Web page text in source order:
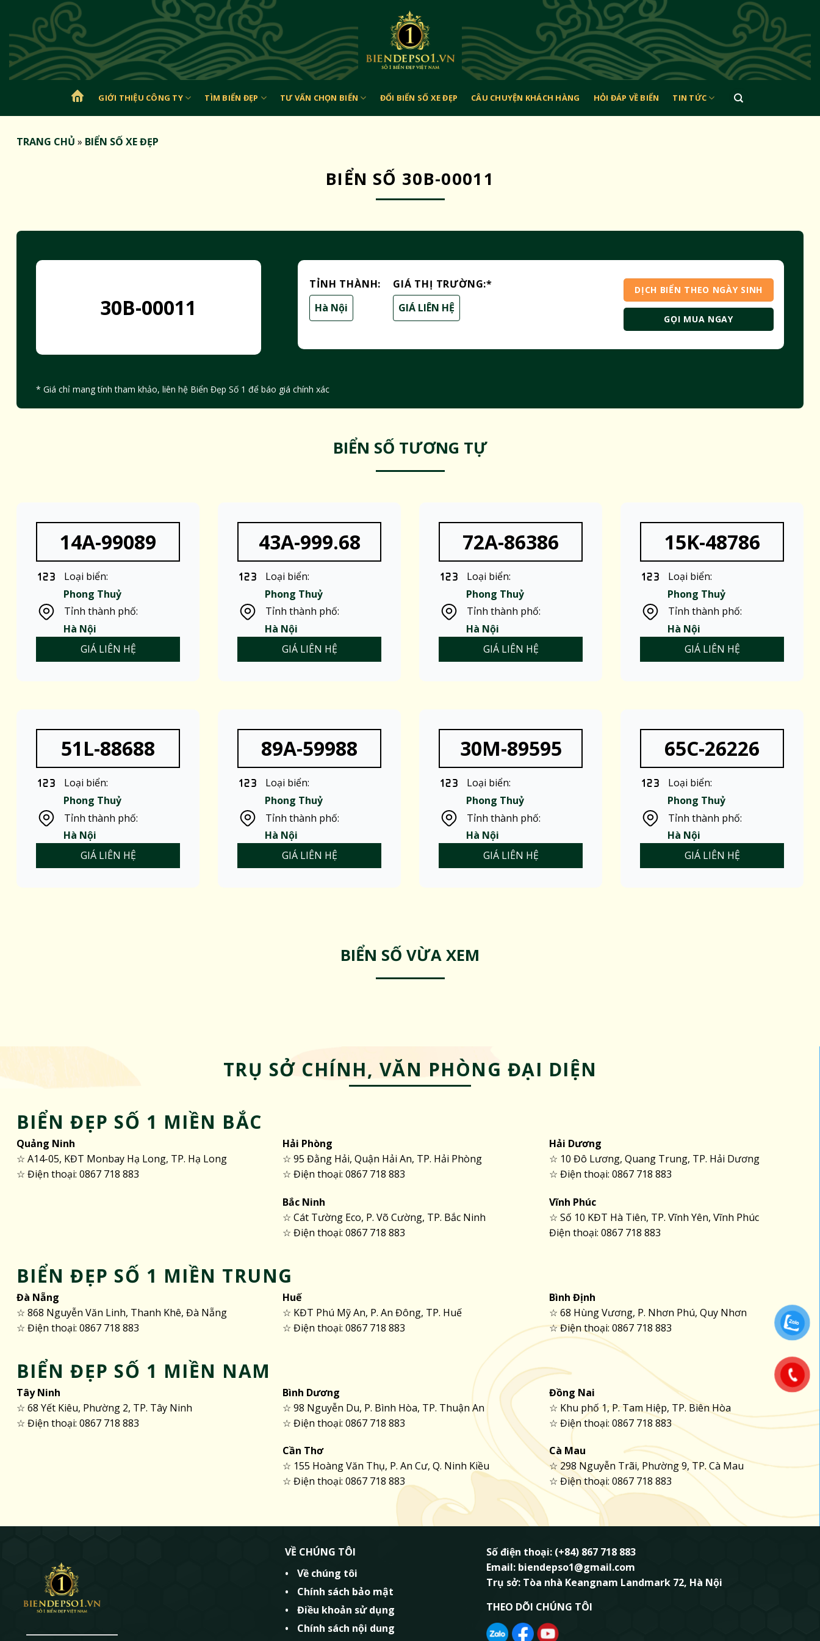
nội
dung
TRANGGIỚI THIỆU CÔNG TY TÌM BIỂN ĐẸP TƯ VẤN CHỌN BIỂN ĐỔI BIỂN SỐ XE ĐẸP CÂU CHUYỆN KHÁCH HÀNG HỎI ĐÁP VỀ BIỂN TIN TỨC
TRANG CHỦ » BIỂN SỐ XE ĐẸP
BIỂN SỐ 30B-00011
30B-00011
TỈNH THÀNH:
Hà Nội
GIÁ THỊ TRƯỜNG:*
GIÁ LIÊN HỆ
DỊCH BIỂN THEO NGÀY SINH
GỌI MUA NGAY
* Giá chỉ mang tính tham khảo, liên hệ Biển Đẹp Số 1 để báo giá chính xác
BIỂN SỐ TƯƠNG TỰ
14A-99089
Loại biển:
Phong Thuỷ
Tỉnh thành phố:
Hà Nội
GIÁ LIÊN HỆ
43A-999.68
Loại biển:
Phong Thuỷ
Tỉnh thành phố:
Hà Nội
GIÁ LIÊN HỆ
72A-86386
Loại biển:
Phong Thuỷ
Tỉnh thành phố:
Hà Nội
GIÁ LIÊN HỆ
15K-48786
Loại biển:
Phong Thuỷ
Tỉnh thành phố:
Hà Nội
GIÁ LIÊN HỆ
51L-88688
Loại biển:
Phong Thuỷ
Tỉnh thành phố:
Hà Nội
GIÁ LIÊN HỆ
89A-59988
Loại biển:
Phong Thuỷ
Tỉnh thành phố:
Hà Nội
GIÁ LIÊN HỆ
30M-89595
Loại biển:
Phong Thuỷ
Tỉnh thành phố:
Hà Nội
GIÁ LIÊN HỆ
65C-26226
Loại biển:
Phong Thuỷ
Tỉnh thành phố:
Hà Nội
GIÁ LIÊN HỆ
BIỂN SỐ VỪA XEM
TRỤ SỞ CHÍNH, VĂN PHÒNG ĐẠI DIỆN
BIỂN ĐẸP SỐ 1 MIỀN BẮC
Quảng Ninh
☆ A14-05, KĐT Monbay Hạ Long, TP. Hạ Long
☆ Điện thoại: 0867 718 883
Hải Phòng
☆ 95 Đằng Hải, Quận Hải An, TP. Hải Phòng
☆ Điện thoại: 0867 718 883
Bắc Ninh
☆ Cát Tường Eco, P. Võ Cường, TP. Bắc Ninh
☆ Điện thoại: 0867 718 883
Hải Dương
☆ 10 Đô Lương, Quang Trung, TP. Hải Dương
☆ Điện thoại: 0867 718 883
Vĩnh Phúc
☆ Số 10 KĐT Hà Tiên, TP. Vĩnh Yên, Vĩnh Phúc
Điện thoại: 0867 718 883
BIỂN ĐẸP SỐ 1 MIỀN TRUNG
Đà Nẵng
☆ 868 Nguyễn Văn Linh, Thanh Khê, Đà Nẵng
☆ Điện thoại: 0867 718 883
Huế
☆ KĐT Phú Mỹ An, P. An Đông, TP. Huế
☆ Điện thoại: 0867 718 883
Bình Định
☆ 68 Hùng Vương, P. Nhơn Phú, Quy Nhơn
☆ Điện thoại: 0867 718 883
BIỂN ĐẸP SỐ 1 MIỀN NAM
Tây Ninh
☆ 68 Yết Kiêu, Phường 2, TP. Tây Ninh
☆ Điện thoại: 0867 718 883
Bình Dương
☆ 98 Nguyễn Du, P. Bình Hòa, TP. Thuận An
☆ Điện thoại: 0867 718 883
Cần Thơ
☆ 155 Hoàng Văn Thụ, P. An Cư, Q. Ninh Kiều
☆ Điện thoại: 0867 718 883
Đồng Nai
☆ Khu phố 1, P. Tam Hiệp, TP. Biên Hòa
☆ Điện thoại: 0867 718 883
Cà Mau
☆ 298 Nguyễn Trãi, Phường 9, TP. Cà Mau
☆ Điện thoại: 0867 718 883
VỀ CHÚNG TÔI
Về chúng tôi
Chính sách bảo mật
Điều khoản sử dụng
Chính sách nội dung
Số điện thoại: (+84) 867 718 883
Email: biendepso1@gmail.com
Trụ sở: Tòa nhà Keangnam Landmark 72, Hà Nội
THEO DÕI CHÚNG TÔI